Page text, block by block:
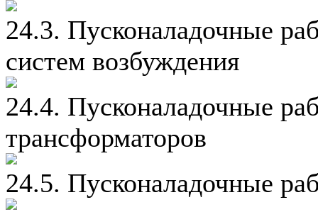
24.3. Пусконаладочные
систем возбуждения
24.4. Пусконаладочные
трансформаторов
24.5. Пусконаладочные